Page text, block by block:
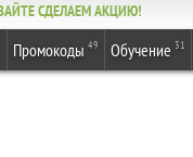
СДЕЛАЕМ АКЦИЮ!
Промокоды 49 Обучение 31